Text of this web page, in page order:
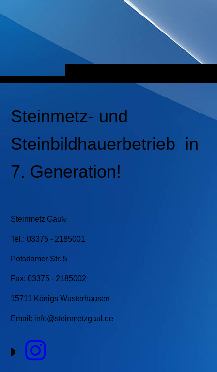
Steinmetz- und
Steinbildhauerbetrieb in
7. Generation!
Steinmetz Gaul®
Tel.: 03375 - 2185001
Potsdamer Str. 5
Fax: 03375 - 2185002
15711 Königs Wusterhausen
Email: info@steinmetzgaul.de